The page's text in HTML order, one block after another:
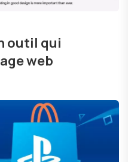
outil qui
web